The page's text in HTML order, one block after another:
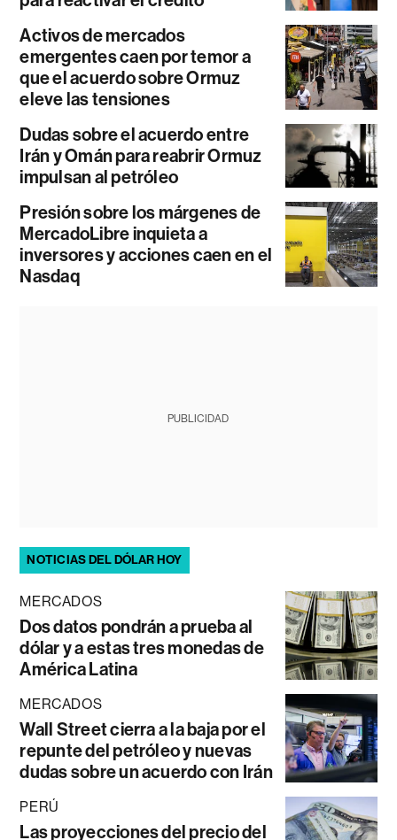
Activos de mercados
emergentes caen por temor a
que el acuerdo sobre Ormuz
eleve las tensiones
Dudas sobre el acuerdo entre
Irán y Omán para reabrir Ormuz
impulsan al petróleo
Presión sobre los márgenes de
MercadoLibre inquieta a
inversores y acciones caen en el
Nasdaq
PUBLICIDAD
NOTICIAS DEL DÓLAR HOY
MERCADOS
Dos datos pondrán a prueba al
dólar y a estas tres monedas de
América Latina
MERCADOS
Wall Street cierra a la baja por el
repunte del petróleo y nuevas
dudas sobre un acuerdo con Irán
PERÚ
Las proyecciones del precio del